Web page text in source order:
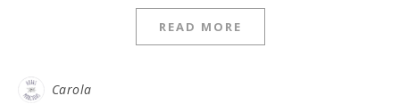
READ MORE
Carola